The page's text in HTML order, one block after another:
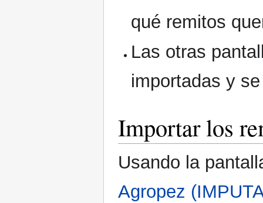
qué remitos
Las otras
importadas y
Importar los
Usando la
Agropez